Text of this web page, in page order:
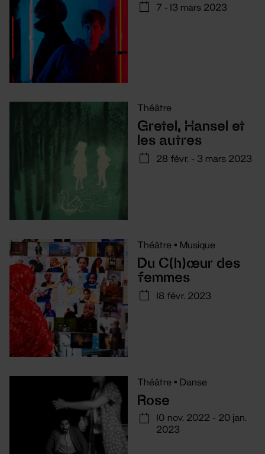
7 - 13 mars 2023
Théâtre
Gretel, Hansel et
les autres
28 févr. - 3 mars 2023
Théâtre • Musique
Du C(h)œur des
femmes
18 févr. 2023
Théâtre • Danse
Rose
10 nov. 2022 - 20 jan.
2023